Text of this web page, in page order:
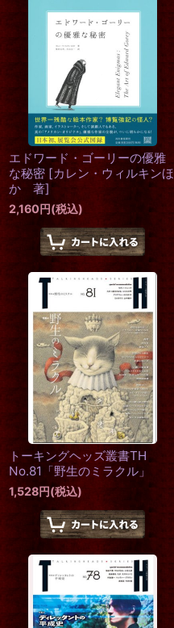
エドワード・ゴーリーの優雅
な秘密 [カレン・ウィルキンほ
か 著]
2,160円(税込)
トーキングヘッズ叢書TH
No.81「野生のミラクル」
1,528円(税込)